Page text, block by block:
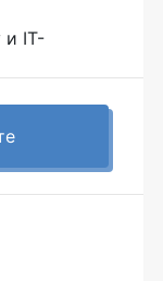
и IT-